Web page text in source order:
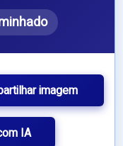
imagem
IA